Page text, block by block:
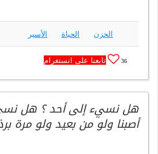
الحزن الحياة الأسير
36 تابعنا على انستغرام
هل نسيء إلى أحد ؟ هل
أصبنا ولو من بعيد ولو مرة